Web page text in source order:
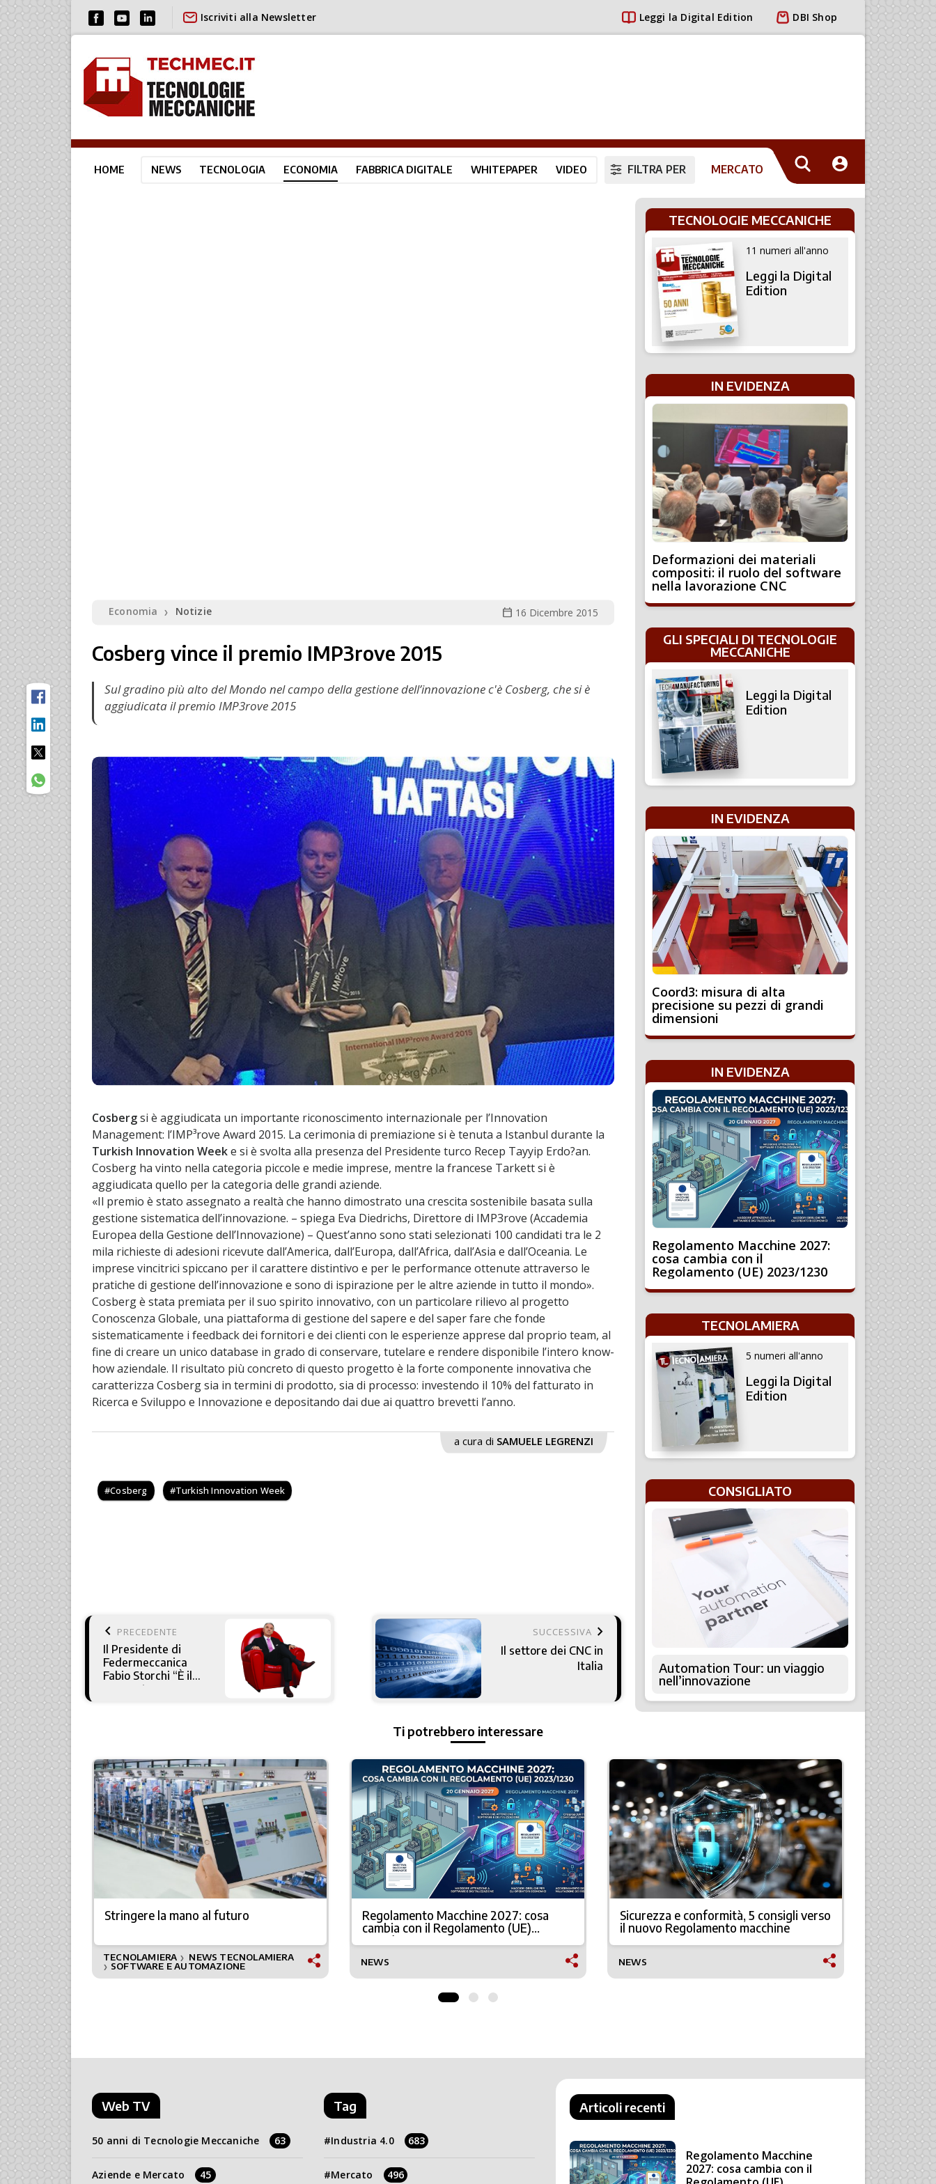
Iscriviti alla Newsletter Leggi la Digital Edition DBI Shop
HOME NEWS TECNOLOGIA ECONOMIA FABBRICA DIGITALE WHITEPAPER VIDEO FILTRA PER MERCATO
Economia ❯ Notizie calendar_today 16 Dicembre 2015
Cosberg vince il premio IMP3rove 2015
Sul gradino più alto del Mondo nel campo della gestione dell’innovazione c'è Cosberg, che si è
aggiudicata il premio IMP3rove 2015
Cosbergsi è aggiudicata un importante riconoscimento internazionale per l’Innovation
Management: l’IMP³rove Award 2015. La cerimonia di premiazione si è tenuta a Istanbul durante la
Turkish Innovation Weeke si è svolta alla presenza del Presidente turco Recep Tayyip Erdo?an.
Cosberg ha vinto nella categoria piccole e medie imprese, mentre la francese Tarkett si è
aggiudicata quello per la categoria delle grandi aziende.
«Il premio è stato assegnato a realtà che hanno dimostrato una crescita sostenibile basata sulla
gestione sistematica dell’innovazione. – spiega Eva Diedrichs, Direttore di IMP3rove (Accademia
Europea della Gestione dell’Innovazione) – Quest’anno sono stati selezionati 100 candidati tra le 2
mila richieste di adesioni ricevute dall’America, dall’Europa, dall’Africa, dall’Asia e dall’Oceania. Le
imprese vincitrici spiccano per il carattere distintivo e per le performance ottenute attraverso le
pratiche di gestione dell’innovazione e sono di ispirazione per le altre aziende in tutto il mondo».
Cosberg è stata premiata per il suo spirito innovativo, con un particolare rilievo al progetto
Conoscenza Globale, una piattaforma di gestione del sapere e del saper fare che fonde
sistematicamente i feedback dei fornitori e dei clienti con le esperienze apprese dal proprio team, al
fine di creare un unico database in grado di conservare, tutelare e rendere disponibile l’intero know-
how aziendale. Il risultato più concreto di questo progetto è la forte componente innovativa che
caratterizza Cosberg sia in termini di prodotto, sia di processo: investendo il 10% del fatturato in
Ricerca e Sviluppo e Innovazione e depositando dai due ai quattro brevetti l’anno.
a cura di SAMUELE LEGRENZI
Cosberg Turkish Innovation Week
keyboard_arrow_left PRECEDENTE
Il Presidente di
Federmeccanica
Fabio Storchi “È il
momento
SUCCESSIVA keyboard_arrow_right
Il settore dei CNC in
Italia
TECNOLOGIE MECCANICHE
11 numeri all'anno
Leggi la Digital
Edition
IN EVIDENZA
Deformazioni dei materiali
compositi: il ruolo del software
nella lavorazione CNC
GLI SPECIALI DI TECNOLOGIE
MECCANICHE
Leggi la Digital
Edition
IN EVIDENZA
Coord3: misura di alta
precisione su pezzi di grandi
dimensioni
IN EVIDENZA
Regolamento Macchine 2027:
cosa cambia con il
Regolamento (UE) 2023/1230
TECNOLAMIERA
5 numeri all'anno
Leggi la Digital
Edition
CONSIGLIATO
Automation Tour: un viaggio
nell’innovazione
Ti potrebbero interessare
& Stringere la mano al futuro
TECNOLAMIERA ❯ NEWS TECNOLAMIERA
❯ SOFTWARE E AUTOMAZIONE
Regolamento Macchine 2027: cosa
cambia con il Regolamento (UE)
2023/1230
NEWS
Sicurezza e conformità, 5 consigli verso
il nuovo Regolamento macchine
NEWS
Rockwell
migliorare
NEWS
Web TV
50 anni di Tecnologie Meccaniche 63
Aziende e Mercato 45
Tag
Industria 4.0 683
Mercato 496
Articoli recenti
Regolamento Macchine
2027: cosa cambia con il